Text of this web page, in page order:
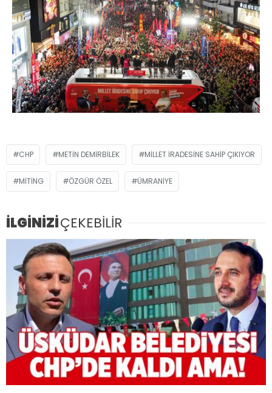
CHP METIN DEMIRBILEK MILLET İRADESINE SAHIP ÇIKIYOR
MITING ÖZGÜR ÖZEL ÜMRANIYE
İLGİNİZİÇEKEBİLİR